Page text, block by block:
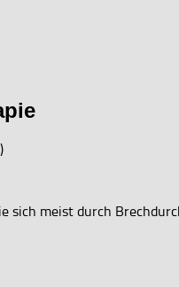
sich meist durch